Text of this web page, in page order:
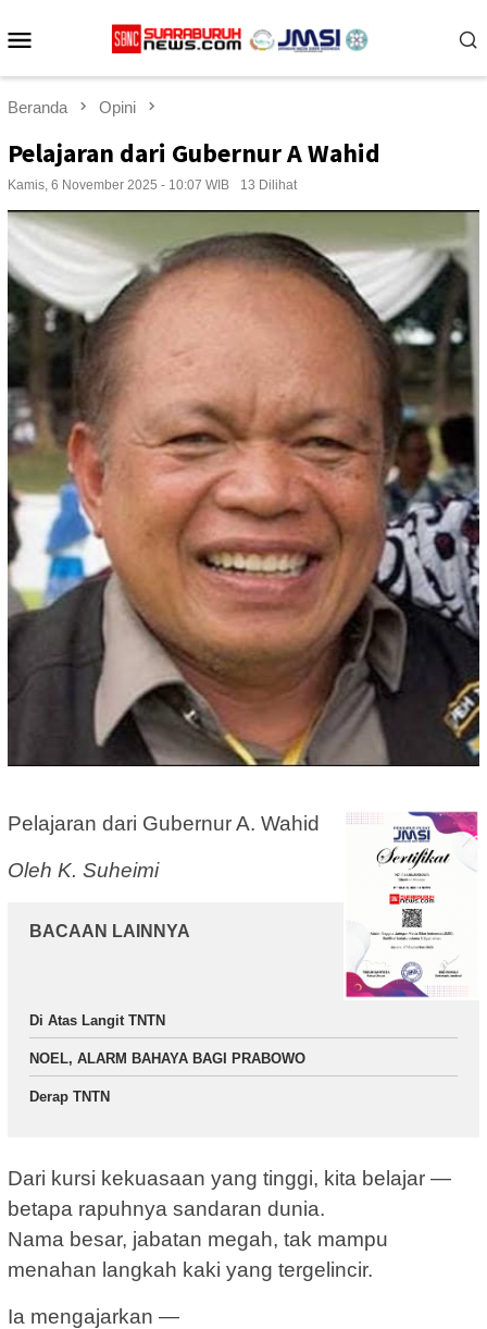
ke
Beranda Opini
Pelajaran dari Gubernur A Wahid
Kamis, 6 November 2025 - 10:07 WIB 13 Dilihat
Pelajaran dari Gubernur A. Wahid
Oleh K. Suheimi
BACAAN LAINNYA
Di Atas Langit TNTN
NOEL, ALARM BAHAYA BAGI PRABOWO
Derap TNTN
Dari kursi kekuasaan yang tinggi, kita belajar —
betapa rapuhnya sandaran dunia.
Nama besar, jabatan megah, tak mampu
menahan langkah kaki yang tergelincir.
Ia mengajarkan —